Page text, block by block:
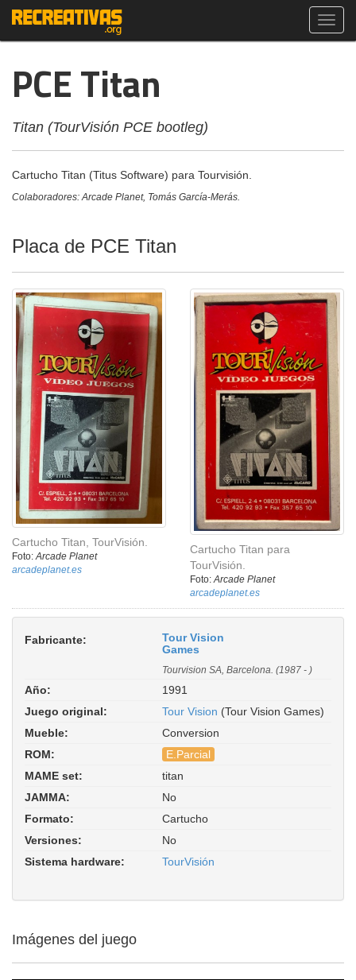
PCE Titan
Titan (TourVisión PCE bootleg)
Cartucho Titan (Titus Software) para Tourvisión.
Colaboradores: Arcade Planet, Tomás García-Merás.
Placa de PCE Titan
Cartucho Titan, TourVisión.
Foto:Arcade Planet
arcadeplanet.es
Cartucho Titan para
TourVisión.
Foto:Arcade Planet
arcadeplanet.es
Fabricante:
Tour Vision
Games
Tourvision SA, Barcelona. (1987 - )
Año:
1991
Juego original:
Tour Vision (Tour Vision Games)
Mueble:
Conversion
ROM:
E.Parcial
MAME set:
titan
Parent: tourvis. Driver:
hash/pce_tourvision.xml
JAMMA:
No
Formato:
Cartucho
Versiones:
No
Sistema hardware:
TourVisión
Imágenes del juego